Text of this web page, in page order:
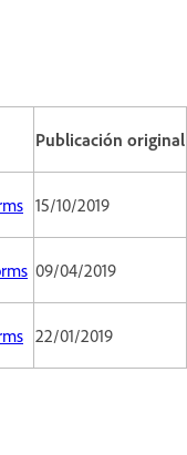
Publicación original
15/10/2019
09/04/2019
22/01/2019